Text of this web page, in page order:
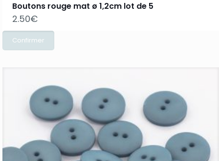
Boutons rouge mat ø 1,2cm lot de 5
2.50€